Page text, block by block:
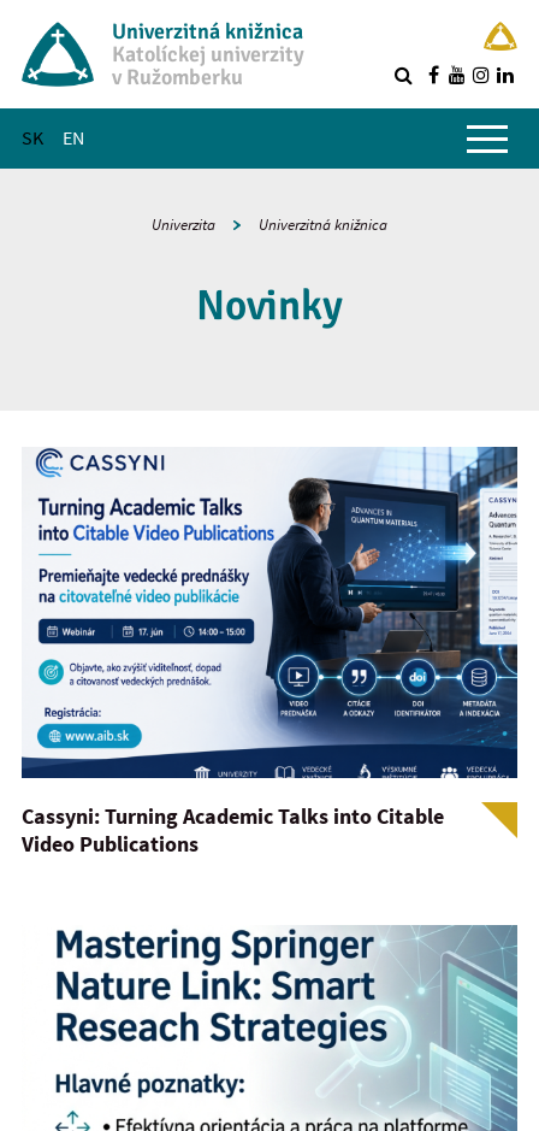
Univerzitná knižnica
Katolíckej univerzity
v Ružomberku
SK EN
Hlavné menu
Univerzita Univerzitná knižnica
Novinky
Cassyni: Turning Academic Talks into Citable
Video Publications